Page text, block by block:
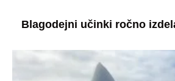
Blagodejni učinki ročno